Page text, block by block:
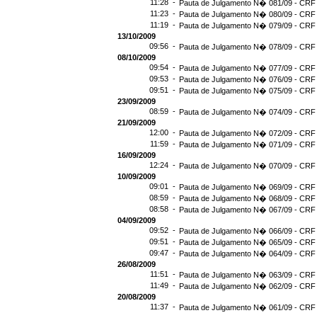
11:28 - Pauta de Julgamento N� 081/09 -
11:23 - Pauta de Julgamento N� 080/09 - CRF
11:19 - Pauta de Julgamento N� 079/09 - CRF
13/10/2009
09:56 - Pauta de Julgamento N� 078/09 - CRF
08/10/2009
09:54 - Pauta de Julgamento N� 077/09 - CRF
09:53 - Pauta de Julgamento N� 076/09 - CRF
09:51 - Pauta de Julgamento N� 075/09 - CRF
23/09/2009
08:59 - Pauta de Julgamento N� 074/09 - CRF
21/09/2009
12:00 - Pauta de Julgamento N� 072/09 - CRF
11:59 - Pauta de Julgamento N� 071/09 - CRF
16/09/2009
12:24 - Pauta de Julgamento N� 070/09 - CRF
10/09/2009
09:01 - Pauta de Julgamento N� 069/09 - CRF
08:59 - Pauta de Julgamento N� 068/09 - CRF
08:58 - Pauta de Julgamento N� 067/09 - CRF
04/09/2009
09:52 - Pauta de Julgamento N� 066/09 - CRF
09:51 - Pauta de Julgamento N� 065/09 - CRF
09:47 - Pauta de Julgamento N� 064/09 - CRF
26/08/2009
11:51 - Pauta de Julgamento N� 063/09 - CRF
11:49 - Pauta de Julgamento N� 062/09 - CRF
20/08/2009
11:37 - Pauta de Julgamento N� 061/09 - CRF